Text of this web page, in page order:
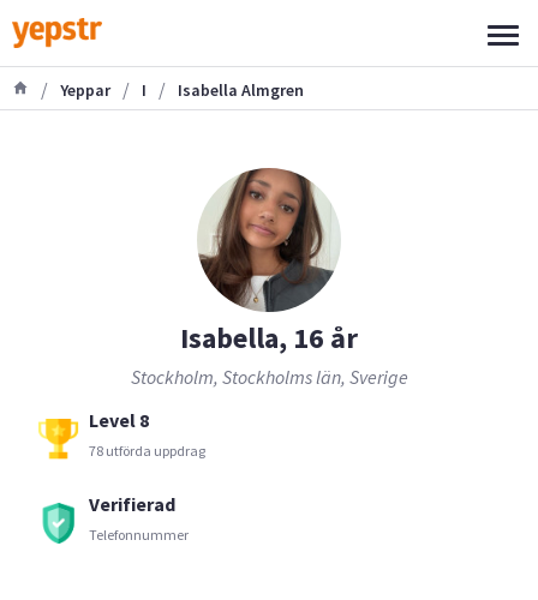
/ Yeppar / I / Isabella Almgren
Isabella, 16 år
Stockholm, Stockholms län, Sverige
Level 8
78 utförda uppdrag
Verifierad
Telefonnummer